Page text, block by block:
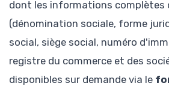
dont les informations complètes
(dénomination sociale, forme
social, siège social, numéro
registre du commerce et des
disponibles sur demande via le